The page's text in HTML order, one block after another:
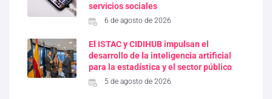
servicios sociales
6 de agosto de 2026
El ISTAC y CIDIHUB impulsan el
desarrollo de la inteligencia artificial
para la estadística y el sector público
5 de agosto de 2026